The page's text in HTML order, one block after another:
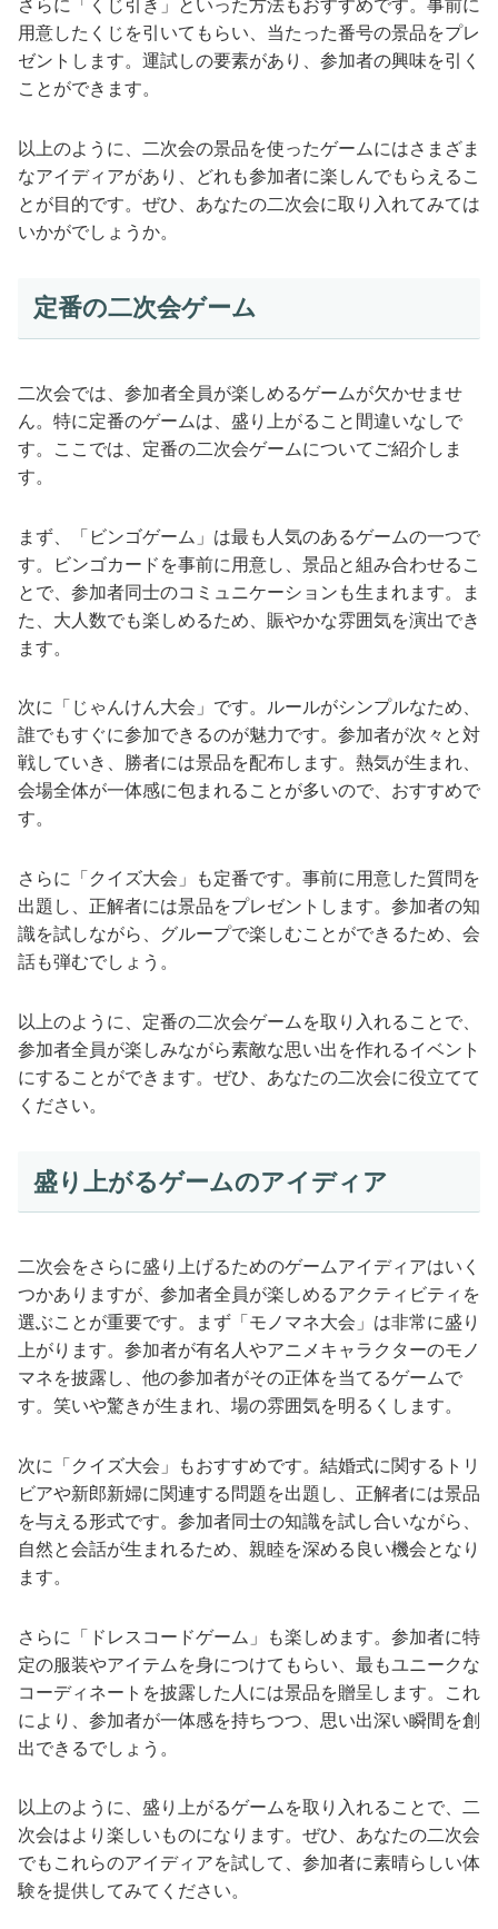
さらに「くじ引き」といった方法もおすすめです。事前に
用意したくじを引いてもらい、当たった番号の景品をプレ
ゼントします。運試しの要素があり、参加者の興味を引く
ことができます。
以上のように、二次会の景品を使ったゲームにはさまざま
なアイディアがあり、どれも参加者に楽しんでもらえるこ
とが目的です。ぜひ、あなたの二次会に取り入れてみては
いかがでしょうか。
定番の二次会ゲーム
二次会では、参加者全員が楽しめるゲームが欠かせませ
ん。特に定番のゲームは、盛り上がること間違いなしで
す。ここでは、定番の二次会ゲームについてご紹介しま
す。
まず、「ビンゴゲーム」は最も人気のあるゲームの一つで
す。ビンゴカードを事前に用意し、景品と組み合わせるこ
とで、参加者同士のコミュニケーションも生まれます。ま
た、大人数でも楽しめるため、賑やかな雰囲気を演出でき
ます。
次に「じゃんけん大会」です。ルールがシンプルなため、
誰でもすぐに参加できるのが魅力です。参加者が次々と対
戦していき、勝者には景品を配布します。熱気が生まれ、
会場全体が一体感に包まれることが多いので、おすすめで
す。
さらに「クイズ大会」も定番です。事前に用意した質問を
出題し、正解者には景品をプレゼントします。参加者の知
識を試しながら、グループで楽しむことができるため、会
話も弾むでしょう。
以上のように、定番の二次会ゲームを取り入れることで、
参加者全員が楽しみながら素敵な思い出を作れるイベント
にすることができます。ぜひ、あなたの二次会に役立てて
ください。
盛り上がるゲームのアイディア
二次会をさらに盛り上げるためのゲームアイディアはいく
つかありますが、参加者全員が楽しめるアクティビティを
選ぶことが重要です。まず「モノマネ大会」は非常に盛り
上がります。参加者が有名人やアニメキャラクターのモノ
マネを披露し、他の参加者がその正体を当てるゲームで
す。笑いや驚きが生まれ、場の雰囲気を明るくします。
次に「クイズ大会」もおすすめです。結婚式に関するトリ
ビアや新郎新婦に関連する問題を出題し、正解者には景品
を与える形式です。参加者同士の知識を試し合いながら、
自然と会話が生まれるため、親睦を深める良い機会となり
ます。
さらに「ドレスコードゲーム」も楽しめます。参加者に特
定の服装やアイテムを身につけてもらい、最もユニークな
コーディネートを披露した人には景品を贈呈します。これ
により、参加者が一体感を持ちつつ、思い出深い瞬間を創
出できるでしょう。
以上のように、盛り上がるゲームを取り入れることで、二
次会はより楽しいものになります。ぜひ、あなたの二次会
でもこれらのアイディアを試して、参加者に素晴らしい体
験を提供してみてください。